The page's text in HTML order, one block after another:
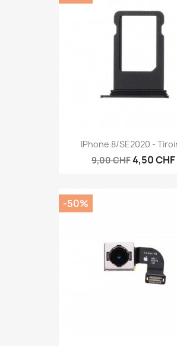
IPhone 8/SE2020 -
9,00 CHF4,50 CHF
-50%